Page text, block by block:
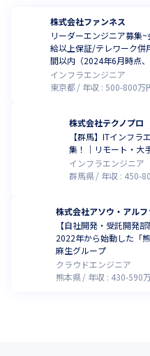
株式会社ファンネス
リーダーエンジニア募集
給以上保証/テレワーク
間以内（2024年6月時点、
インフラエンジニア
東京都
年収 : 500-800万
株式会社テクノプロ
【群馬】ITインフ
集！｜リモート・大
インフラエンジニア
群馬県
年収 : 450-
株式会社アソウ・アルフ
【自社開発・受託開発
2022年から始動した「
麻生グループ
クラウドエンジニア
熊本県
年収 : 430-590